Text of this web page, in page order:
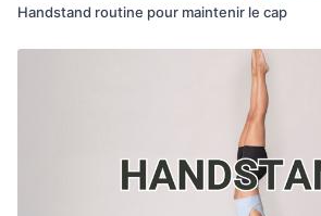
Handstand routine pour maintenir le cap